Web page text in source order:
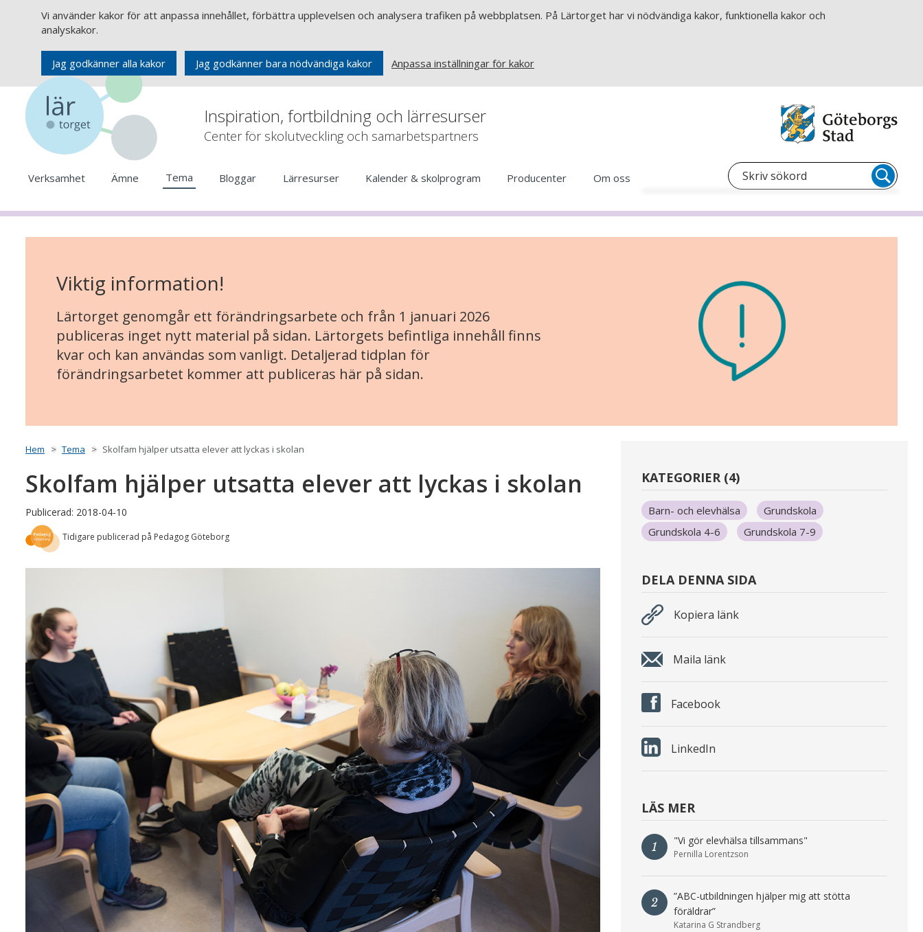
Vi använder kakor för att anpassa innehållet, förbättra upplevelsen och analysera trafiken på webbplatsen. På Lärtorget har vi nödvändiga kakor, funktionella kakor och
analyskakor.
Jag godkänner alla kakor Jag godkänner bara nödvändiga kakor Anpassa inställningar för kakor
Inspiration, fortbildning och lärresurser
Center för skolutveckling och samarbetspartners
Verksamhet Ämne Tema Bloggar Lärresurser Kalender & skolprogram Producenter Om oss
Viktig information!
Lärtorget genomgår ett förändringsarbete och från 1 januari 2026
publiceras inget nytt material på sidan. Lärtorgets befintliga innehåll finns
kvar och kan användas som vanligt. Detaljerad tidplan för
förändringsarbetet kommer att publiceras här på sidan.
Hem Tema Skolfam hjälper utsatta elever att lyckas i skolan
Skolfam hjälper utsatta elever att lyckas i skolan
Publicerad: 2018-04-10
Tidigare publicerad på Pedagog Göteborg
KATEGORIER (4)
Barn- och elevhälsa
Grundskola
Grundskola 4-6
Grundskola 7-9
DELA DENNA SIDA
Kopiera länk
Maila länk
Facebook
LinkedIn
LÄS MER
1 "Vi gör elevhälsa tillsammans"
Pernilla Lorentzson
2
”ABC-utbildningen hjälper mig att stötta
föräldrar”
Katarina G Strandberg